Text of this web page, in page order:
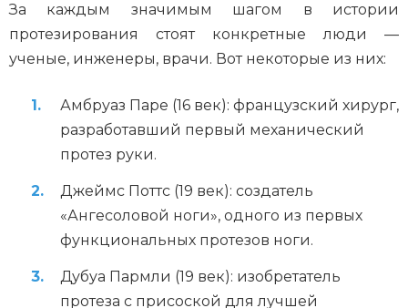
За каждым значимым шагом в истории
протезирования стоят конкретные люди —
ученые, инженеры, врачи. Вот некоторые из них:
Амбруаз Паре (16 век): французский хирург,
разработавший первый механический
протез руки.
Джеймс Поттс (19 век): создатель
«Ангесоловой ноги», одного из первых
функциональных протезов ноги.
Дубуа Пармли (19 век): изобретатель
протеза с присоской для лучшей